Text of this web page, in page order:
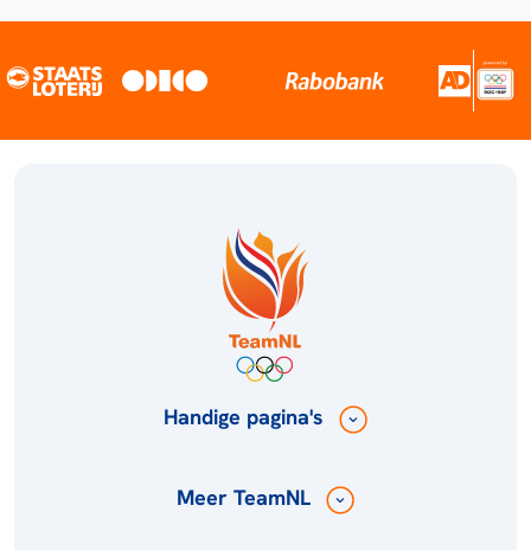
Handige pagina's
Meer TeamNL